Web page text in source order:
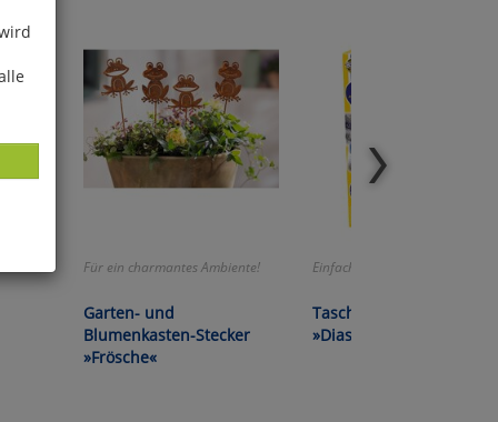
Für ein charmantes Ambiente!
Garten- und
Blumenkasten-Stecker
»Frösche«
Einfach faszinierend!
Taschenlampenprojektor
»Diashow Weltraum«